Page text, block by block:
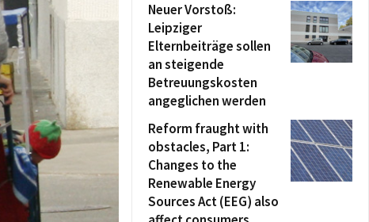
Neuer Vorstoß:
Leipziger
Elternbeiträge sollen
an steigende
Betreuungskosten
angeglichen werden
Reform fraught with
obstacles, Part 1:
Changes to the
Renewable Energy
Sources Act (EEG) also